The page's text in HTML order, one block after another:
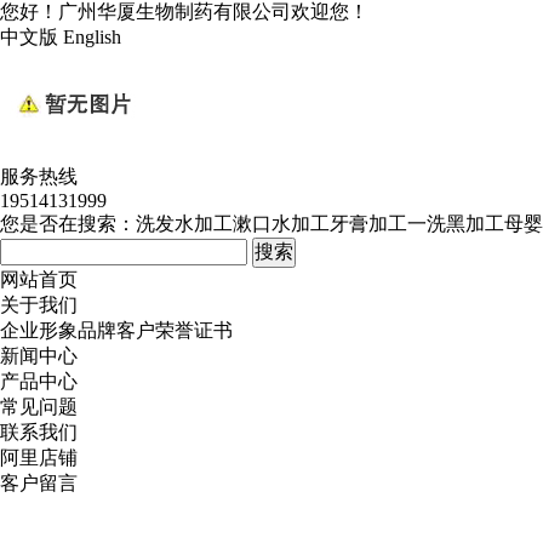
您好！广州华厦生物制药有限公司欢迎您！
中文版 English
服务热线
19514131999
您是否在搜索： 洗发水加工漱口水加工牙膏加工一洗黑加工母
网站首页
关于我们
企业形象品牌客户荣誉证书
新闻中心
产品中心
常见问题
联系我们
阿里店铺
客户留言